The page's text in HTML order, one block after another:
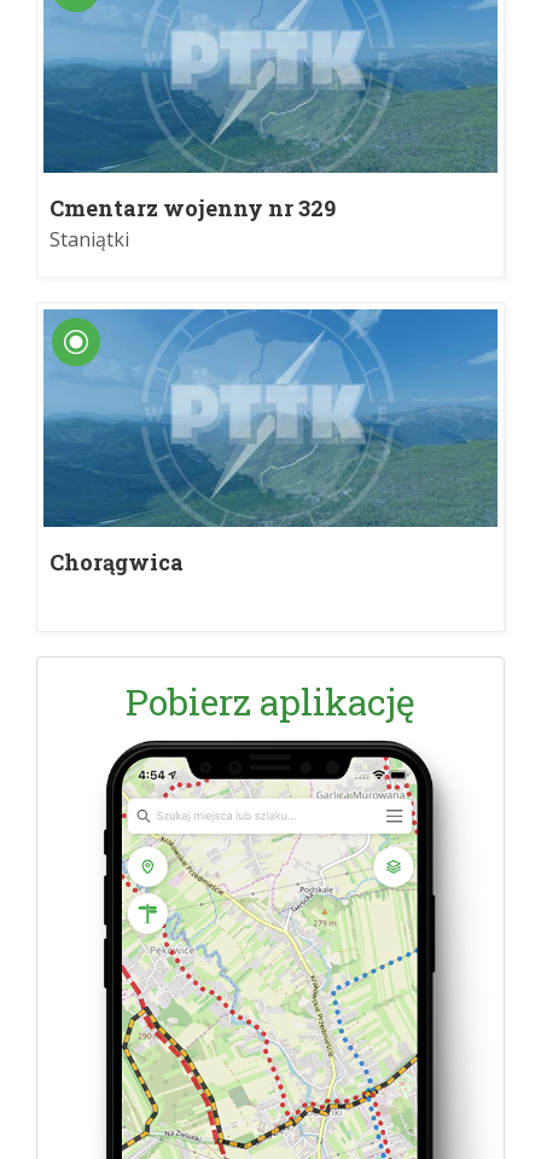
Cmentarz wojenny nr 329
Staniątki
Chorągwica
Pobierz aplikację